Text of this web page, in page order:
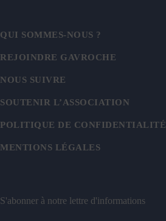
QUI SOMMES-NOUS ?
REJOINDRE GAVROCHE
NOUS SUIVRE
SOUTENIR L’ASSOCIATION
POLITIQUE DE CONFIDENTIALITÉ
MENTIONS LÉGALES
S'abonner à notre lettre d'informations